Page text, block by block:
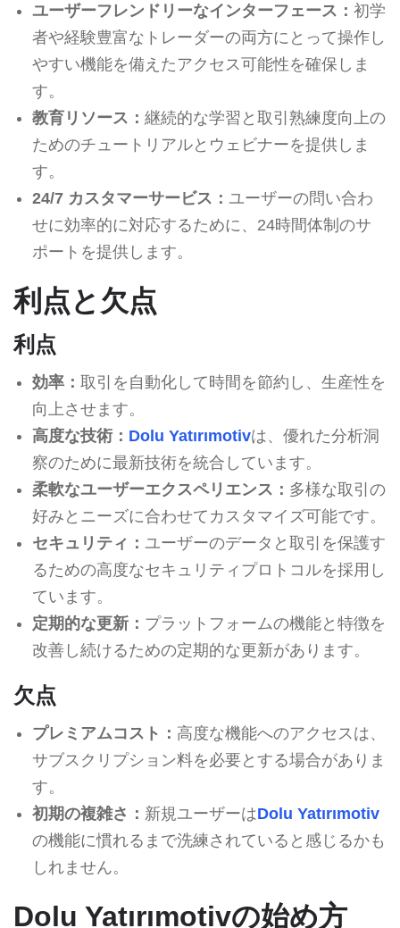
ユーザーフレンドリーなインターフェース： 初学
者や経験豊富なトレーダーの両方にとって操作し
やすい機能を備えたアクセス可能性を確保しま
す。
教育リソース： 継続的な学習と取引熟練度向上の
ためのチュートリアルとウェビナーを提供しま
す。
24/7 カスタマーサービス： ユーザーの問い合わ
せに効率的に対応するために、24時間体制のサ
ポートを提供します。
利点と欠点
利点
効率： 取引を自動化して時間を節約し、生産性を
向上させます。
高度な技術： Dolu Yatırımotivは、優れた分析洞
察のために最新技術を統合しています。
柔軟なユーザーエクスペリエンス： 多様な取引の
好みとニーズに合わせてカスタマイズ可能です。
セキュリティ： ユーザーのデータと取引を保護す
るための高度なセキュリティプロトコルを採用し
ています。
定期的な更新： プラットフォームの機能と特徴を
改善し続けるための定期的な更新があります。
欠点
プレミアムコスト： 高度な機能へのアクセスは、
サブスクリプション料を必要とする場合がありま
す。
初期の複雑さ： 新規ユーザーはDolu Yatırımotiv
の機能に慣れるまで洗練されていると感じるかも
しれません。
Dolu Yatırımotivの始め方